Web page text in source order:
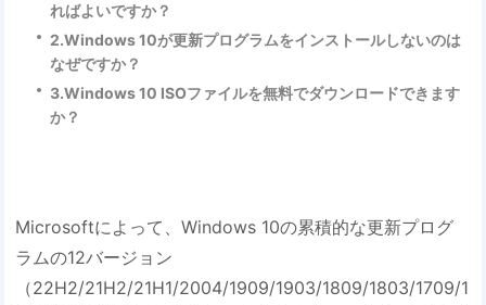
ればよいですか？
2.Windows 10が更新プログラムをインストールしないのは
なぜですか？
3.Windows 10 ISOファイルを無料でダウンロードできます
か？
Microsoftによって、Windows 10の累積的な更新プログ
ラムの12バージョン
（22H2/21H2/21H1/2004/1909/1903/1809/1803/1709/1